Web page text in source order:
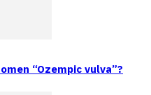
“Ozempic vulva”?